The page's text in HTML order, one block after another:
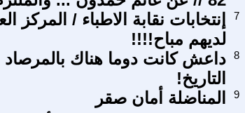
إنتخابات نقابة الاطباء /
لديهم مباح!!!!
7
داعش كانت دوما هناك
التاريخ!
8
المناضلة أمان صقر 9